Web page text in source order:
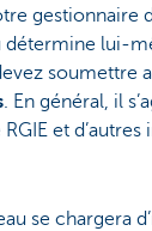
gestionnaire
détermine lui-
soumettre
. En général, il
et
se chargera